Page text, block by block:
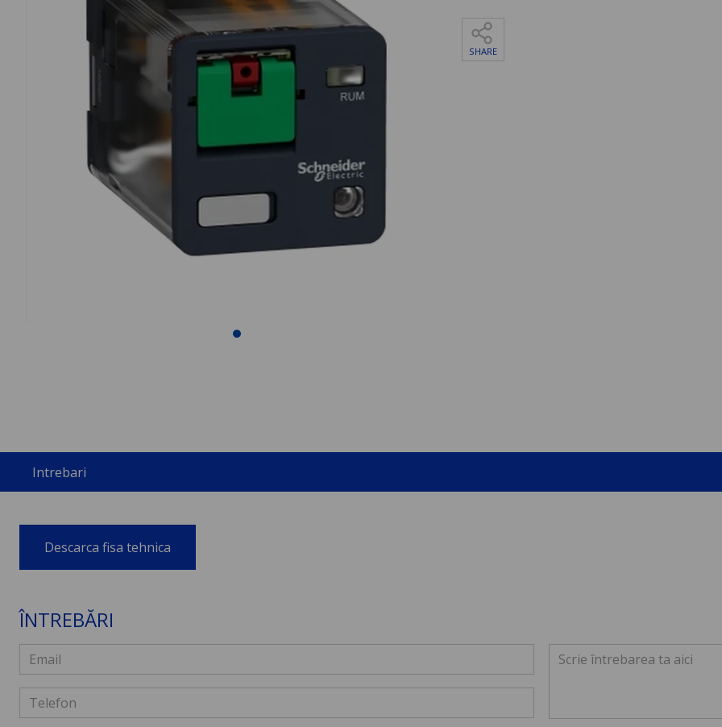
SHARE
Intrebari
Descarca fisa tehnica
ÎNTREBĂRI